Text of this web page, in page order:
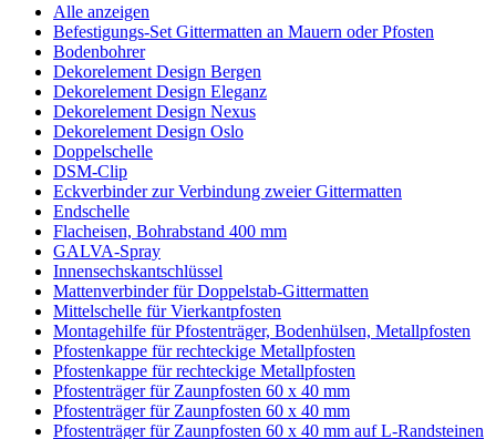
Alle anzeigen
Befestigungs-Set Gittermatten an Mauern oder Pfosten
Bodenbohrer
Dekorelement Design Bergen
Dekorelement Design Eleganz
Dekorelement Design Nexus
Dekorelement Design Oslo
Doppelschelle
DSM-Clip
Eckverbinder zur Verbindung zweier Gittermatten
Endschelle
Flacheisen, Bohrabstand 400 mm
GALVA-Spray
Innensechskantschlüssel
Mattenverbinder für Doppelstab-Gittermatten
Mittelschelle für Vierkantpfosten
Montagehilfe für Pfostenträger, Bodenhülsen, Metallpfosten
Pfostenkappe für rechteckige Metallpfosten
Pfostenkappe für rechteckige Metallpfosten
Pfostenträger für Zaunpfosten 60 x 40 mm
Pfostenträger für Zaunpfosten 60 x 40 mm
Pfostenträger für Zaunpfosten 60 x 40 mm auf L-Randsteinen